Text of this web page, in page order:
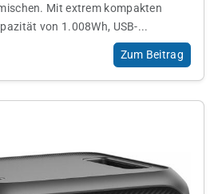
Mit extrem kompakten
von 1.008Wh, USB-...
Zum Beitrag